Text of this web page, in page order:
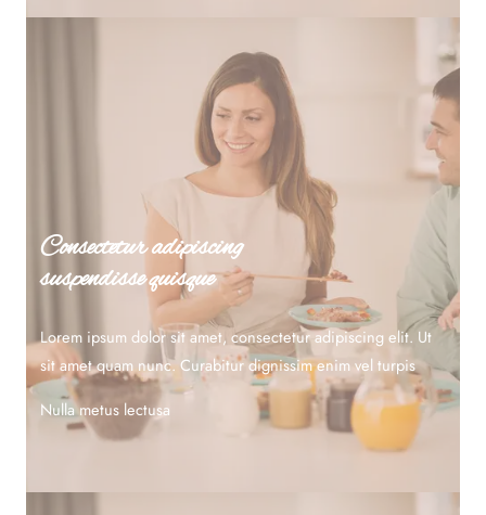
Consectetur adipiscing
suspendisse quisque
Lorem ipsum dolor sit amet, consectetur adipiscing elit. Ut
sit amet quam nunc. Curabitur dignissim enim vel turpis
Nulla metus lectusa